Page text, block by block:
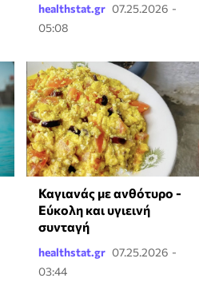
healthstat.gr 07.25.2026 -
05:08
Καγιανάς με ανθότυρο -
Εύκολη και υγιεινή
συνταγή
healthstat.gr 07.25.2026 -
03:44